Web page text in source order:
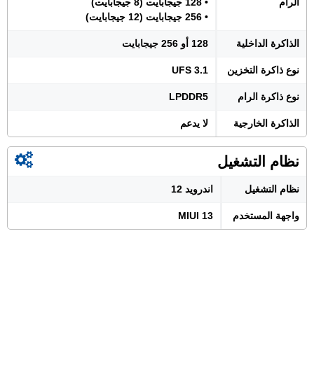
• 256 جيجابايت (12 جيجابايت)
الذاكرة الداخلية 128 أو 256 جيجابايت
نوع ذاكرة التخزين UFS 3.1
نوع ذاكرة الرام LPDDR5
الذاكرة الخارجية لا يدعم
نظام التشغيل
نظام التشغيل اندرويد 12
واجهة المستخدم MIUI 13